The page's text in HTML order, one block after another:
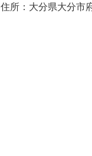
住所：大分県大分市